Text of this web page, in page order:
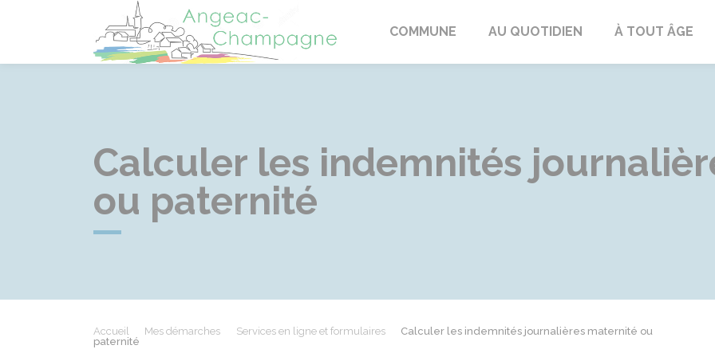
Angeac-Champagne
COMMUNE AU QUOTIDIEN À TOUT ÂGE
Calculer les indemnités
ou paternité
Accueil Mes démarches Services en ligne et formulaires
Calculer les indemnités journalières maternité ou
paternité